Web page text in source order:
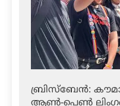
ബ്രിസ്‌ബേന്‍:
ആണ്‍-പെണ്‍